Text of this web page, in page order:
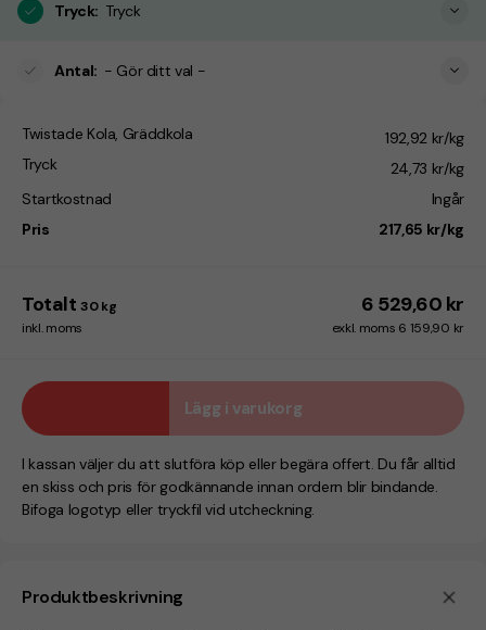
Produktbeskrivning
Tryck: Tryck
Antal: - Gör ditt val -
Twistade Kola, Gräddkola
192,92 kr/kg
Tryck
24,73 kr/kg
Startkostnad
Ingår
Pris
217,65 kr/kg
Totalt 30 kg 6 529,60 kr
inkl. moms exkl. moms 6 159,90 kr
Lägg i varukorg
I kassan väljer du att slutföra köp eller begära offert. Du får alltid
en skiss och pris för godkännande innan ordern blir bindande.
Bifoga logotyp eller tryckfil vid utcheckning.